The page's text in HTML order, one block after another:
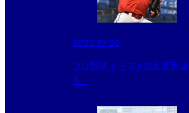
2022.10.20
プロ野球 ドラフト指名選手 誕
生！